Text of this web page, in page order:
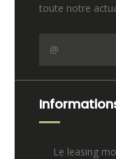
toute notre
Le leasing